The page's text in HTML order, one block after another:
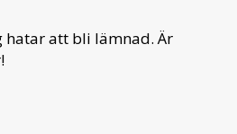
hatar att bli lämnad. Är